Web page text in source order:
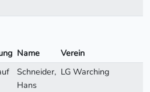
Name Verein
Schneider,
Hans
LG Warching